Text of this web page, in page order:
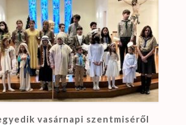
vasárnapi szentmiséről